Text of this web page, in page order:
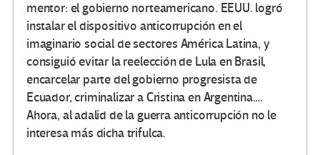
mentor: el gobierno norteamericano. EEUU. logró
instalar el dispositivo anticorrupción en el
imaginario social de sectores América Latina, y
consiguió evitar la reelección de Lula en Brasil,
encarcelar parte del gobierno progresista de
Ecuador, criminalizar a Cristina en Argentina….
Ahora, al adalid de la guerra anticorrupción no le
interesa más dicha trifulca.